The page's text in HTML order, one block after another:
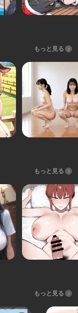
もっと見る
もっと見る
もっと見る